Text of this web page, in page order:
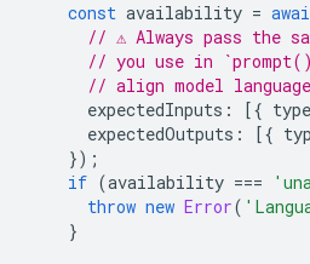
const availability =
// ⚠️ Always pass the
// you use in
// align model
expectedInputs : [{ type
expectedOutputs : [{
});
if (availability ===
throw new Error(
}